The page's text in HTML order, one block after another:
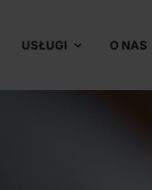
USŁUGI O NAS